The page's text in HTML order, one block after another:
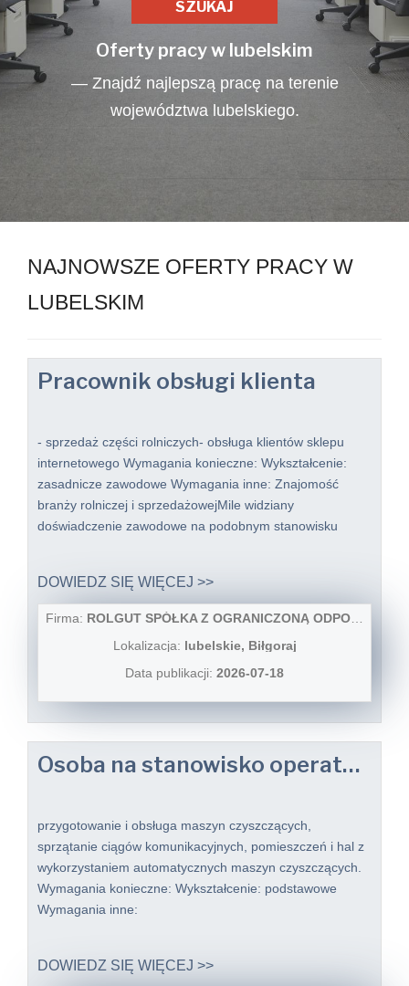
Oferty pracy w lubelskim
— Znajdź najlepszą pracę na terenie
województwa lubelskiego.
NAJNOWSZE OFERTY PRACY W
LUBELSKIM
Pracownik obsługi klienta
- sprzedaż części rolniczych- obsługa klientów sklepu
internetowego Wymagania konieczne: Wykształcenie:
zasadnicze zawodowe Wymagania inne: Znajomość
branży rolniczej i sprzedażowejMile widziany
doświadczenie zawodowe na podobnym stanowisku
DOWIEDZ SIĘ WIĘCEJ >>
Firma: ROLGUT SPÓŁKA Z OGRANICZONĄ ODPOWIEDZIALNOŚCIĄ
Lokalizacja: lubelskie, Biłgoraj
Data publikacji: 2026-07-18
Osoba na stanowisko operator maszyn czyszczących
przygotowanie i obsługa maszyn czyszczących,
sprzątanie ciągów komunikacyjnych, pomieszczeń i hal z
wykorzystaniem automatycznych maszyn czyszczących.
Wymagania konieczne: Wykształcenie: podstawowe
Wymagania inne:
DOWIEDZ SIĘ WIĘCEJ >>